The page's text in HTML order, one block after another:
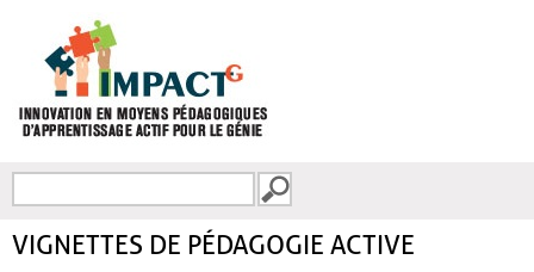
FORMULAIRE DE
VIGNETTES DE PÉDAGOGIE ACTIVE